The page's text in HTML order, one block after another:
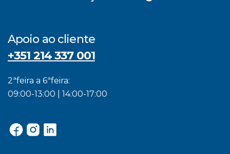
Apoio ao cliente
+351 214 337 001
2ªfeira a 6ªfeira:
09:00-13:00 | 14:00-17:00